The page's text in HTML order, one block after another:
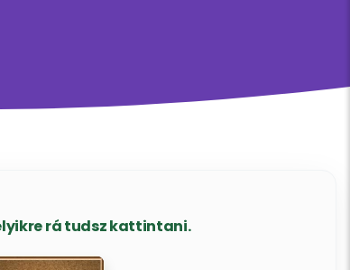
rá tudsz kattintani.